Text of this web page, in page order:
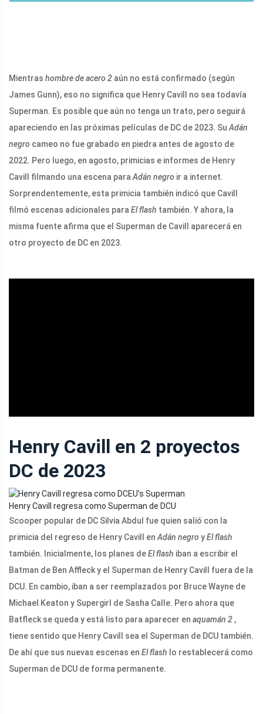
Mientras hombre de acero 2 aún no está confirmado (según
James Gunn), eso no significa que Henry Cavill no sea todavía
Superman. Es posible que aún no tenga un trato, pero seguirá
apareciendo en las próximas películas de DC de 2023. Su Adán
negro cameo no fue grabado en piedra antes de agosto de
2022. Pero luego, en agosto, primicias e informes de Henry
Cavill filmando una escena para Adán negro ir a internet.
Sorprendentemente, esta primicia también indicó que Cavill
filmó escenas adicionales para El flash también. Y ahora, la
misma fuente afirma que el Superman de Cavill aparecerá en
otro proyecto de DC en 2023.
Henry Cavill en 2 proyectos
DC de 2023
Henry Cavill regresa como Superman de DCU
Scooper popular de DC Silvia Abdul fue quien salió con la
primicia del regreso de Henry Cavill en Adán negro yEl flash
también. Inicialmente, los planes deEl flash iban a escribir el
Batman de Ben Affleck y el Superman de Henry Cavill fuera de la
DCU. En cambio, iban a ser reemplazados por Bruce Wayne de
Michael Keaton y Supergirl de Sasha Calle. Pero ahora que
Batfleck se queda y está listo para aparecer en aquamán 2 ,
tiene sentido que Henry Cavill sea el Superman de DCU también.
De ahí que sus nuevas escenas en El flash lo restablecerá como
Superman de DCU de forma permanente.